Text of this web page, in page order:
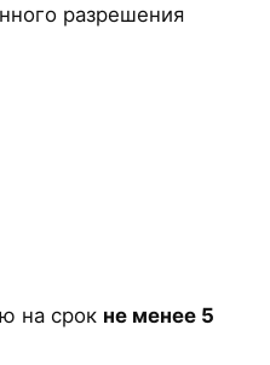
разрешения
на срок не менее 5